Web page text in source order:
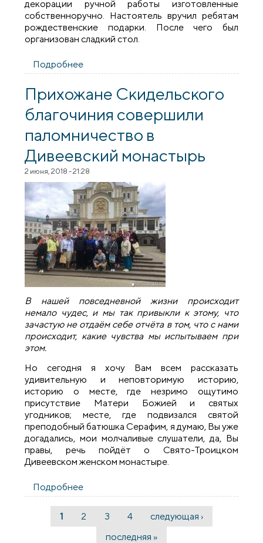
декорации ручной работы изготовленные
собственноручно. Настоятель вручил ребятам
рождественские подарки. После чего был
организован сладкий стол.
Подробнее
Вертелишках
Прихожане Скидельского
благочиния совершили
паломничество в
Дивеевский монастырь
2 июня, 2018 - 21:28
В нашей повседневной жизни происходит
немало чудес, и мы так привыкли к этому, что
зачастую не отдаём себе отчёта в том, что с нами
происходит, какие чувства мы испытываем при
этом.
Но сегодня я хочу Вам всем рассказать
удивительную и неповторимую историю,
историю о месте, где незримо ощутимо
присутствие Матери Божией и святых
угодников; месте, где подвизался святой
преподобный батюшка Серафим, я думаю, Вы уже
догадались, мои молчаливые слушатели, да, Вы
правы, речь пойдёт о Свято-Троицком
Дивеевском женском монастыре.
Подробнее
совершили паломничество в Дивеевский
Страницы
1 2 3 4
следующая ›
последняя »